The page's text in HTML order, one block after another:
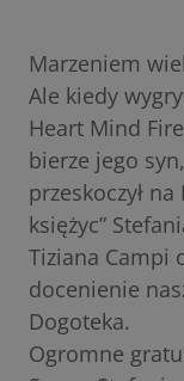
Marzeniem
Ale kiedy
Heart Mind
bierze jego
przeskoczył
księżyc”
Tiziana Campi
docenienie
Dogoteka.
Ogromne